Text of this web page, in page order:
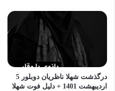
درگذشت شهلا ناظریان دوبلور 5
اردیبهشت 1401 + دلیل فوت شهلا